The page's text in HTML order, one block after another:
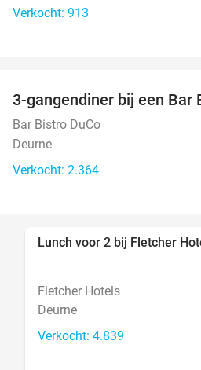
Verkocht: 913
3-gangendiner bij een Bar
Bar Bistro DuCo
Deurne
Verkocht: 2.364
Lunch voor 2 bij Fletcher
Fletcher Hotels
Deurne
Verkocht: 4.839